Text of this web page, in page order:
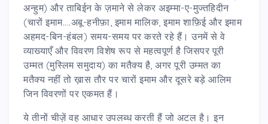
अन्हुम) और ताबिईन के ज़माने से लेकर अइम्मा-ए-मुज्तहिदीन
(चारों इमाम....अबू-हनीफ़ा, इमाम मालिक, इमाम शाफ़िई और इमाम
अहमद-बिन-हंबल) समय-समय पर करते रहे हैं। उनमें से वे
व्याख्याएँ और विवरण विशेष रूप से महत्वपूर्ण है जिसपर पूरी
उम्मत (मुस्लिम समुदाय) का मतैक्य है, अगर पूरी उम्मत का
मतैक्य नहीं तो ख़ास तौर पर चारों इमाम और दूसरे बड़े आलिम
जिन विवरणों पर एकमत हैं।
ये तीनों चीज़ें वह आधार उपलब्ध करती हैं जो अटल है। इन